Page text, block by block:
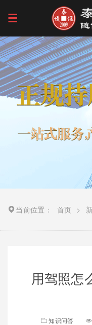
当前位置： 首页 >
用驾照怎
知识问答